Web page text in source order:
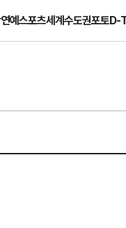
연예스포츠세계수도권포토D-